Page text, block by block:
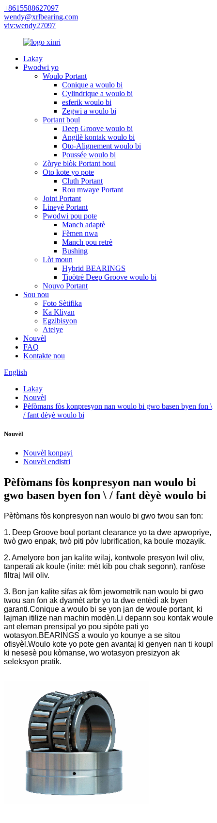
+8615588627097
wendy@xrlbearing.com
viv:wendy27097
Lakay
Pwodwi yo
Woulo Portant
Conique a woulo bi
Cylindrique a woulo bi
esferik woulo bi
Zegwi a woulo bi
Portant boul
Deep Groove woulo bi
Angilè kontak woulo bi
Oto-Alignement woulo bi
Poussée woulo bi
Zòrye blòk Portant boul
Oto kote yo pote
Cluth Portant
Rou mwaye Portant
Joint Portant
Lineyè Portant
Pwodwi pou pote
Manch adaptè
Fèmen nwa
Manch pou retrè
Bushing
Lòt moun
Hybrid BEARINGS
Tipòtrè Deep Groove woulo bi
Nouvo Portant
Sou nou
Foto Sètifika
Ka Kliyan
Egzibisyon
Atelye
Nouvèl
FAQ
Kontakte nou
English
Lakay
Nouvèl
Pèfòmans fòs konpresyon nan woulo bi gwo basen byen fon \
/ fant dèyè woulo bi
Nouvèl
Nouvèl konpayi
Nouvèl endistri
Pèfòmans fòs konpresyon nan woulo bi
gwo basen byen fon \ / fant dèyè woulo bi
Pèfòmans fòs konpresyon nan woulo bi gwo twou san fon:
1. Deep Groove boul portant clearance yo ta dwe apwopriye,
twò gwo enpak, twò piti pòv lubrification, ka boule mozayik.
2. Amelyore bon jan kalite wilaj, kontwole presyon lwil oliv,
tanperati ak koule (inite: mèt kib pou chak segonn), ranfòse
filtraj lwil oliv.
3. Bon jan kalite sifas ak fòm jewometrik nan woulo bi gwo
twou san fon ak dyamèt arbr yo ta dwe entèdi ak byen
garanti.Conique a woulo bi se yon jan de woule portant, ki
lajman itilize nan machin modèn.Li depann sou kontak woule
ant eleman prensipal yo pou sipòte pati yo
wotasyon.BEARINGS a woulo yo kounye a se sitou
ofisyèl.Woulo kote yo pote gen avantaj ki genyen nan ti koupl
ki nesesè pou kòmanse, wo wotasyon presizyon ak
seleksyon pratik.